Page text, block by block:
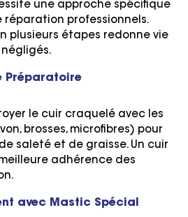
une approche spécifique
réparation professionnels.
plusieurs étapes redonne vie
Préparatoire
le cuir craquelé avec les
brosses, microfibres) pour
saleté et de graisse. Un cuir
adhérence des
avec Mastic Spécial